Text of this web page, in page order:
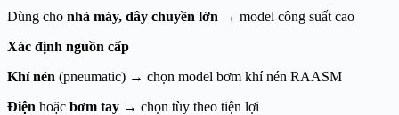
Dùng cho nhà máy, dây chuyền lớn → model công suất cao
Xác định nguồn cấp
Khí nén (pneumatic) → chọn model bơm khí nén RAASM
Điện hoặc bơm tay → chọn tùy theo tiện lợi